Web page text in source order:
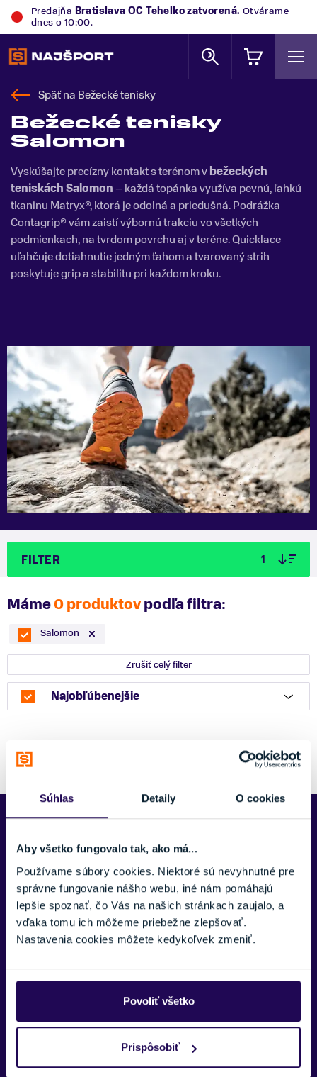
Súhlas Detaily O cookies
Aby všetko fungovalo tak, ako má...
Používame súbory cookies. Niektoré sú nevyhnutné pre
správne fungovanie nášho webu, iné nám pomáhajú
lepšie spoznať, čo Vás na našich stránkach zaujalo, a
vďaka tomu ich môžeme priebežne zlepšovať.
Nastavenia cookies môžete kedykoľvek zmeniť.
Povoliť všetko
Prispôsobiť
Predajňa Bratislava OC Tehelkozatvorená. Otvárame
dnes o 10:00.
Späť na Bežecké tenisky
Bežecké tenisky
Salomon
Vyskúšajte precízny kontakt s terénom vbežeckých
teniskách Salomon– každá topánka využíva pevnú, ľahkú
tkaninu Matryx®, ktorá je odolná a priedušná. Podrážka
Contagrip® vám zaistí výbornú trakciu vo všetkých
podmienkach, na tvrdom povrchu aj v teréne. Quicklace
uľahčuje dotiahnutie jedným ťahom a tvarovaný strih
poskytuje grip a stabilitu pri každom kroku.
FILTER 1
Máme0 produktovpodľa filtra:
Salomon
Zrušiť celý filter
Najobľúbenejšie
Trenčín
Kubínska hoľa